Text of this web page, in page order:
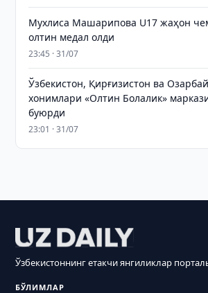
Мухлиса Машарипова U17 жаҳон
олтин медал олди
23:45 · 31/07
Ўзбекистон, Қирғизистон ва
хонимлари «Олтин Болалик»
буюрди
23:01 · 31/07
Ўзбекистоннинг етакчи янгиликлар
БЎЛИМЛАР